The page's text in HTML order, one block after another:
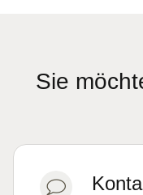
Sie